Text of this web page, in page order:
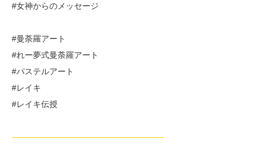
#女神からのメッセージ
#曼荼羅アート
#れー夢式曼荼羅アート
#パステルアート
#レイキ
#レイキ伝授
——————————————————–